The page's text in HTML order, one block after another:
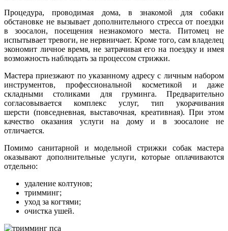
Процедура, проводимая дома, в знакомой для собаки
обстановке не вызывает дополнительного стресса от поездки
в зоосалон, посещения незнакомого места. Питомец не
испытывает тревоги, не нервничает. Кроме того, сам владелец
экономит личное время, не затрачивая его на поездку и имея
возможность наблюдать за процессом стрижки.
Мастера приезжают по указанному адресу с личным набором
инструментов, профессиональной косметикой и даже
складными столиками для груминга. Предварительно
согласовывается комплекс услуг, тип укорачивания
шерсти (повседневная, выставочная, креативная). При этом
качество оказания услуги на дому и в зоосалоне не
отличается.
Помимо санитарной и модельной стрижки собак мастера
оказывают дополнительные услуги, которые оплачиваются
отдельно:
удаление колтунов;
тримминг;
уход за когтями;
очистка ушей.